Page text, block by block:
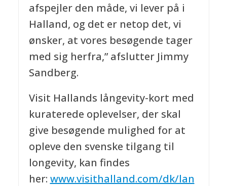
afspejler den måde, vi lever på i
Halland, og det er netop det, vi
ønsker, at vores besøgende tager
med sig herfra,” afslutter Jimmy
Sandberg.
Visit Hallands långevity-kort med
kuraterede oplevelser, der skal
give besøgende mulighed for at
opleve den svenske tilgang til
longevity, kan findes
her: www.visithalland.com/dk/lan